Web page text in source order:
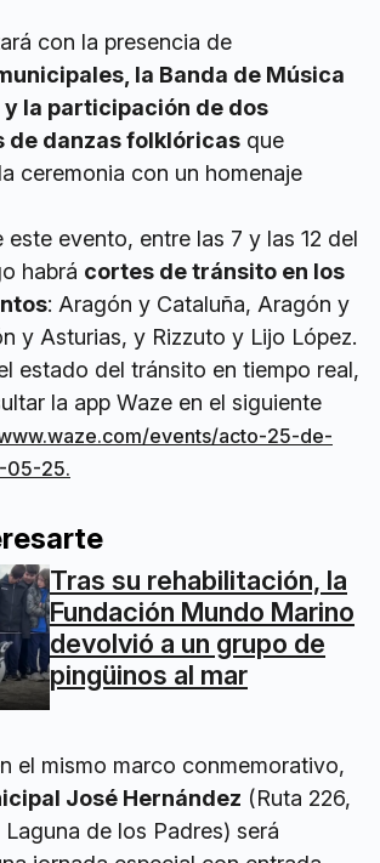
con la presencia de
la Banda de Música
y la participación de dos
de danzas folklóricas que
ceremonia con un homenaje
evento, entre las 7 y las 12 del
habrá cortes de tránsito en los
: Aragón y Cataluña, Aragón y
y Asturias, y Rizzuto y Lijo López.
estado del tránsito en tiempo real,
la app Waze en el siguiente
events/acto-25-de-
05-25.
Tras su rehabilitación, la
Fundación Mundo Marino
devolvió a un grupo de
pingüinos al mar
el mismo marco conmemorativo,
José Hernández (Ruta 226,
de los Padres) será